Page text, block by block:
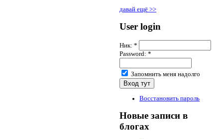
давай ещё >>
User login
Ник: *
Password: *
Запомнить меня надолго
Восстановить пароль
Новые записи в
блогах